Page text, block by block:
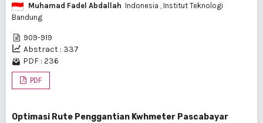
Muhamad Fadel Abdallah Indonesia , Institut Teknologi
Bandung
909-919
Abstract : 337
PDF : 236
PDF
Optimasi Rute Penggantian Kwhmeter Pascabayar